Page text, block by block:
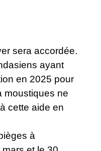
sera accordée.
ayant
en 2025 pour
moustiques ne
cette aide en
à